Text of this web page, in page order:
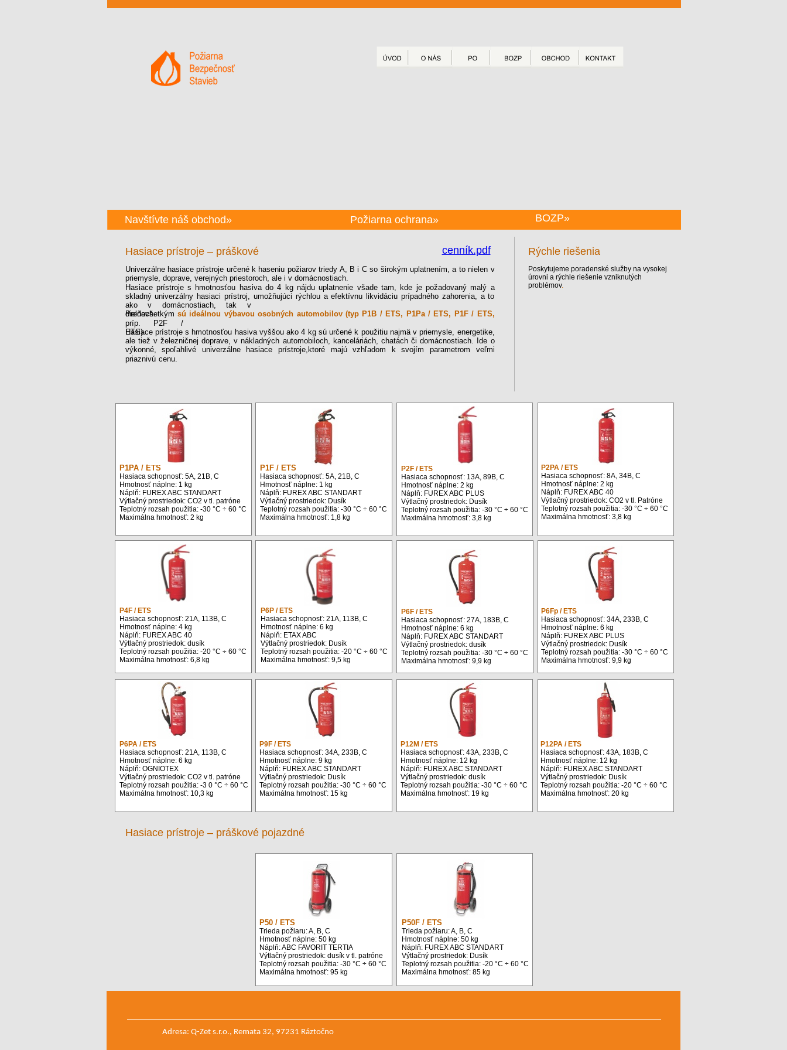
Navštívte náš obchod» Požiarna ochrana» BOZP»
Adresa: Q-Zet s.r.o., Remata 32, 97231 Ráztočno
Rýchle riešenia
Poskytujeme poradenské služby na vysokej
úrovni a rýchle riešenie vzniknutých
problémov.
Hasiace prístroje – práškové
Univerzálne hasiace prístroje určené k haseniu požiarov triedy A, B i C so širokým uplatnením, a to nielen v
priemysle, doprave, verejných priestoroch, ale i v domácnostiach.
Hasiace prístroje s hmotnosťou hasiva do 4 kg nájdu uplatnenie všade tam, kde je požadovaný malý a
skladný univerzálny hasiaci prístroj, umožňujúci rýchlou a efektívnu likvidáciu prípadného zahorenia, a to
ako v domácnostiach, tak v
dielňach.
Predovšetkým sú ideálnou výbavou osobných automobilov (typ P1B / ETS, P1Pa / ETS, P1F / ETS,
príp. P2F /
ETS).
Hasiace prístroje s hmotnosťou hasiva vyššou ako 4 kg sú určené k použitiu najmä v priemysle, energetike,
ale tiež v železničnej doprave, v nákladných automobiloch, kanceláriách, chatách či domácnostiach. Ide o
výkonné, spoľahlivé univerzálne hasiace prístroje,ktoré majú vzhľadom k svojím parametrom veľmi
priaznivú cenu.
P1PA / ETS
Hasiaca schopnosť: 5A, 21B, C
Hmotnosť náplne: 1 kg
Náplň: FUREX ABC STANDART
Výtlačný prostriedok: CO2 v tl. patróne
Teplotný rozsah použitia: -30 °C ÷ 60 °C
Maximálna hmotnosť: 2 kg
P1F / ETS
Hasiaca schopnosť: 5A, 21B, C
Hmotnosť náplne: 1 kg
Náplň: FUREX ABC STANDART
Výtlačný prostriedok: Dusík
Teplotný rozsah použitia: -30 °C ÷ 60 °C
Maximálna hmotnosť: 1,8 kg
P2F / ETS
Hasiaca schopnosť: 13A, 89B, C
Hmotnosť náplne: 2 kg
Náplň: FUREX ABC PLUS
Výtlačný prostriedok: Dusík
Teplotný rozsah použitia: -30 °C ÷ 60 °C
Maximálna hmotnosť: 3,8 kg
P2PA / ETS
Hasiaca schopnosť: 8A, 34B, C
Hmotnosť náplne: 2 kg
Náplň: FUREX ABC 40
Výtlačný prostriedok: CO2 v tl. Patróne
Teplotný rozsah použitia: -30 °C ÷ 60 °C
Maximálna hmotnosť: 3,8 kg
P4F / ETS
Hasiaca schopnosť: 21A, 113B, C
Hmotnosť náplne: 4 kg
Náplň: FUREX ABC 40
Výtlačný prostriedok: dusík
Teplotný rozsah použitia: -20 °C ÷ 60 °C
Maximálna hmotnosť: 6,8 kg
P6P / ETS
Hasiaca schopnosť: 21A, 113B, C
Hmotnosť náplne: 6 kg
Náplň: ETAX ABC
Výtlačný prostriedok: Dusík
Teplotný rozsah použitia: -20 °C ÷ 60 °C
Maximálna hmotnosť: 9,5 kg
P6F / ETS
Hasiaca schopnosť: 27A, 183B, C
Hmotnosť náplne: 6 kg
Náplň: FUREX ABC STANDART
Výtlačný prostriedok: dusík
Teplotný rozsah použitia: -30 °C ÷ 60 °C
Maximálna hmotnosť: 9,9 kg
P6Fp / ETS
Hasiaca schopnosť: 34A, 233B, C
Hmotnosť náplne: 6 kg
Náplň: FUREX ABC PLUS
Výtlačný prostriedok: Dusík
Teplotný rozsah použitia: -30 °C ÷ 60 °C
Maximálna hmotnosť: 9,9 kg
P6PA / ETS
Hasiaca schopnosť: 21A, 113B, C
Hmotnosť náplne: 6 kg
Náplň: OGNIOTEX
Výtlačný prostriedok: CO2 v tl. patróne
Teplotný rozsah použitia: -3 0 °C ÷ 60 °C
Maximálna hmotnosť: 10,3 kg
P9F / ETS
Hasiaca schopnosť: 34A, 233B, C
Hmotnosť náplne: 9 kg
Náplň: FUREX ABC STANDART
Výtlačný prostriedok: Dusík
Teplotný rozsah použitia: -30 °C ÷ 60 °C
Maximálna hmotnosť: 15 kg
P12M / ETS
Hasiaca schopnosť: 43A, 233B, C
Hmotnosť náplne: 12 kg
Náplň: FUREX ABC STANDART
Výtlačný prostriedok: dusík
Teplotný rozsah použitia: -30 °C ÷ 60 °C
Maximálna hmotnosť: 19 kg
P12PA / ETS
Hasiaca schopnosť: 43A, 183B, C
Hmotnosť náplne: 12 kg
Náplň: FUREX ABC STANDART
Výtlačný prostriedok: Dusík
Teplotný rozsah použitia: -20 °C ÷ 60 °C
Maximálna hmotnosť: 20 kg
cenník.pdf
P50 / ETS
Trieda požiaru: A, B, C
Hmotnosť náplne: 50 kg
Náplň: ABC FAVORIT TERTIA
Výtlačný prostriedok: dusík v tl. patróne
Teplotný rozsah použitia: -30 °C ÷ 60 °C
Maximálna hmotnosť: 95 kg
P50F / ETS
Trieda požiaru: A, B, C
Hmotnosť náplne: 50 kg
Náplň: FUREX ABC STANDART
Výtlačný prostriedok: Dusík
Teplotný rozsah použitia: -20 °C ÷ 60 °C
Maximálna hmotnosť: 85 kg
Hasiace prístroje – práškové pojazdné